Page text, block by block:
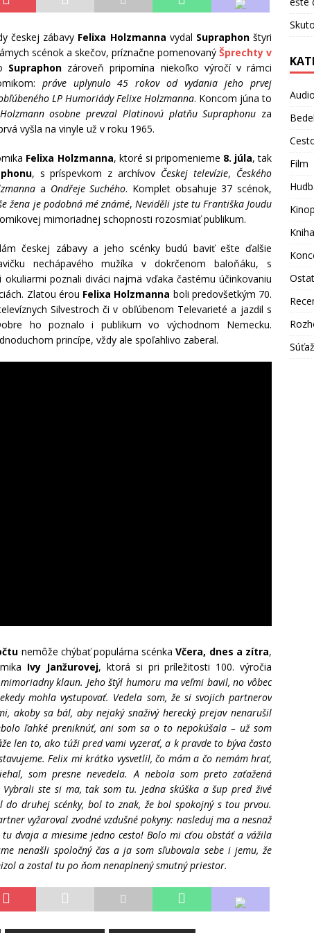
českej zábavy Felixa Holzmanna vydal Supraphonštyri
scénok a skečov, príznačne pomenovanýŠprechty v
Supraphon zároveň pripomína niekoľko výročí v rámci
práve uplynulo 45 rokov od vydania jeho prvej
LP Humoriády Felixe Holzmanna. Koncom júna to
osobne prevzal Platinovú platňu Supraphonu za
vyšla na vinyle už v roku 1965.
Felixa Holzmanna, ktoré si pripomenieme 8. júla, tak
, s príspevkom z archívov Českej televízie, Českého
a Ondřeje Suchého. Komplet obsahuje 37 scénok,
žena je podobná mé známé,Neviděli jste tu Františka Joudu
mimoriadnej schopnosti rozosmiať publikum.
českej zábavy a jeho scénky budú baviť ešte ďalšie
nechápavého mužíka v dokrčenom baloňáku, s
poznali diváci najmä vďaka častému účinkovaniu
Zlatou érou Felixa Holzmanna boli predovšetkým 70.
Silvestroch či v obľúbenom Televarieté a jazdil s
ho poznalo i publikum vo východnom Nemecku.
princípe, vždy ale spoľahlivo zaberal.
nemôže chýbať populárna scénkaVčera, dnes a zítra,
Ivy Janžurovej, ktorá si pri príležitosti 100. výročia
klaun. Jeho štýl humoru ma veľmi bavil, no vôbec
mohla vystupovať. Vedela som, že si svojich partnerov
akoby sa bál, aby nejaký snaživý herecký prejav nenarušil
ľahké preniknúť, ani som sa o to nepokúšala – už som
len to, ako túži pred vami vyzerať, a k pravde to býva často
Felix mi krátko vysvetlil, čo mám a čo nemám hrať,
som presne nevedela. A nebola som preto zaťažená
ste si ma, tak som tu. Jedna skúška a šup pred živé
druhej scénky, bol to znak, že bol spokojný s tou prvou.
vyžaroval zvodné vzdušné pokyny: nasleduj ma a nesnaž
tu dvaja a miesime jedno cesto! Bolo mi cťou obstáť a vážila
nenašli spoločný čas a ja som sľubovala sebe i jemu, že
a zostal tu po ňom nenaplnený smutný priestor.
Film
Kniha
Súťaž